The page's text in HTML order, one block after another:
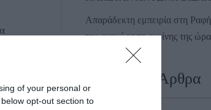
of your personal or
opt-out section to
να
των
Απαράδεκτη εμπειρία στη
την αναχώρηση εκείνης της
Πρόσφατα Άρθρα